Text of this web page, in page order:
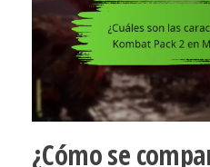
¿Cómo se